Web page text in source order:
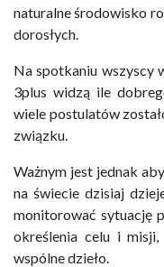
naturalne środowisko
dorosłych.
Na spotkaniu wszyscy
3plus widzą ile
wiele postulatów
związku.
Ważnym jest jednak
na świecie dzisiaj
monitorować sytuację
określenia celu i
wspólne dzieło.